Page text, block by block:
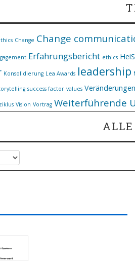
Change Change
Erfahrungsbericht ethics
Konsolidierung Lea Awards leadership
success factor values Veränderungen
Vision Vortrag Weiterführende